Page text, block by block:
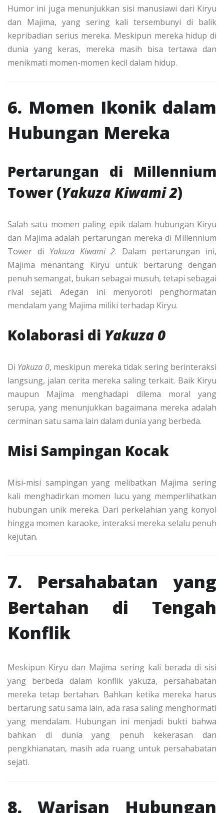
Humor ini juga menunjukkan sisi manusiawi dari Kiryu
dan Majima, yang sering kali tersembunyi di balik
kepribadian serius mereka. Meskipun mereka hidup di
dunia yang keras, mereka masih bisa tertawa dan
menikmati momen-momen kecil dalam hidup.
6. Momen Ikonik dalam
Hubungan Mereka
Pertarungan di Millennium
Tower (Yakuza Kiwami 2)
Salah satu momen paling epik dalam hubungan Kiryu
dan Majima adalah pertarungan mereka di Millennium
Tower di Yakuza Kiwami 2. Dalam pertarungan ini,
Majima menantang Kiryu untuk bertarung dengan
penuh semangat, bukan sebagai musuh, tetapi sebagai
rival sejati. Adegan ini menyoroti penghormatan
mendalam yang Majima miliki terhadap Kiryu.
Kolaborasi di Yakuza 0
Di Yakuza 0, meskipun mereka tidak sering berinteraksi
langsung, jalan cerita mereka saling terkait. Baik Kiryu
maupun Majima menghadapi dilema moral yang
serupa, yang menunjukkan bagaimana mereka adalah
cerminan satu sama lain dalam dunia yang berbeda.
Misi Sampingan Kocak
Misi-misi sampingan yang melibatkan Majima sering
kali menghadirkan momen lucu yang memperlihatkan
hubungan unik mereka. Dari perkelahian yang konyol
hingga momen karaoke, interaksi mereka selalu penuh
kejutan.
7. Persahabatan yang
Bertahan di Tengah
Konflik
Meskipun Kiryu dan Majima sering kali berada di sisi
yang berbeda dalam konflik yakuza, persahabatan
mereka tetap bertahan. Bahkan ketika mereka harus
bertarung satu sama lain, ada rasa saling menghormati
yang mendalam. Hubungan ini menjadi bukti bahwa
bahkan di dunia yang penuh kekerasan dan
pengkhianatan, masih ada ruang untuk persahabatan
sejati.
8. Warisan Hubungan